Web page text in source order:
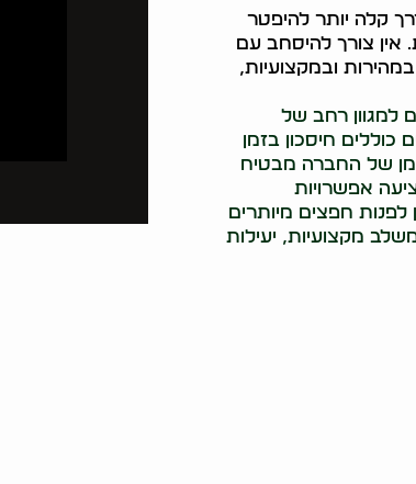
קלה יותר להיפטר
אין צורך להיסחב עם
ובמקצועיות,
למגוון רחב של
כוללים חיסכון בזמן
של החברה מבטיח
אפשרויות
חפצים מיותרים
מקצועיות, יעילות